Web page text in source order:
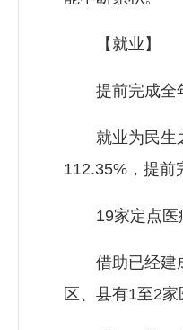
【就业】
提前完成全
就业为民生之
112.35%，提前
19家定点医
借助已经建成
区、县有1至2